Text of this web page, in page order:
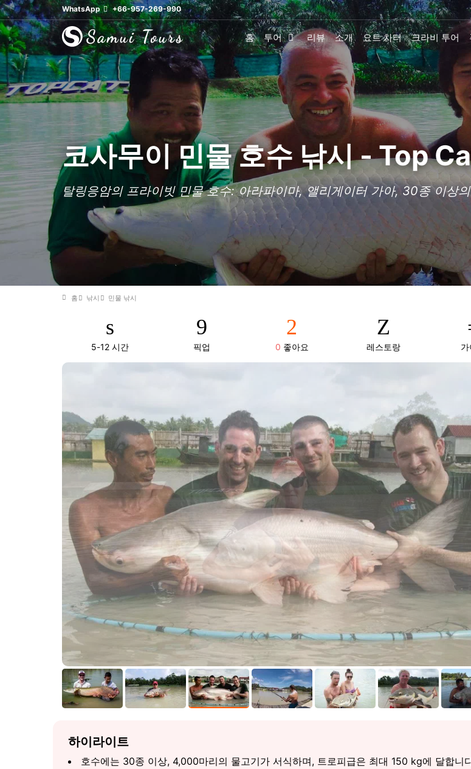
WhatsApp +66-957-269-990
홈 투어 리뷰 소개 요트 차터 크라비 투어
코사무이 민물 호수 낚시 - Top
탈링응암의 프라이빗 민물 호수: 아라파이마, 앨리게이터 가아, 30종 이상
홈 낚시 민물 낚시
5-12 시간 픽업 0 좋아요 레스토랑 가
하이라이트
호수에는 30종 이상, 4,000마리의 물고기가 서식하며, 트로피급은 최대 150 kg에 달합니